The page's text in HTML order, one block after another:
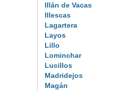
Illán de Vacas
Illescas
Lagartera
Layos
Lillo
Lominchar
Lucillos
Madridejos
Magán